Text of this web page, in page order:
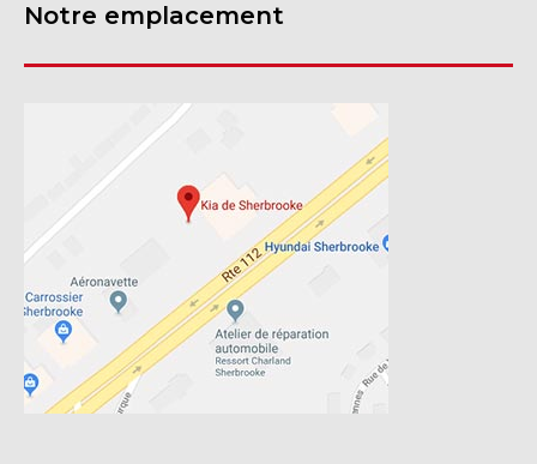
Notre emplacement